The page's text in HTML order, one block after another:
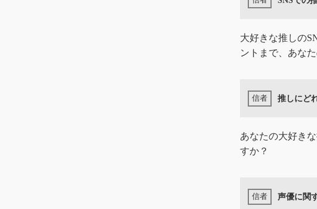
大好きな推しの
ントまで、あな
推しにど
あなたの大好き
すか？
声優に関